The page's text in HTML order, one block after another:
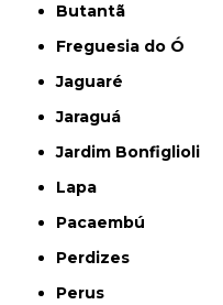
Butantã
Freguesia do Ó
Jaguaré
Jaraguá
Jardim Bonfiglioli
Lapa
Pacaembú
Perdizes
Perus